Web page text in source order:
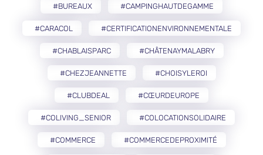
#BUREAUX #CAMPINGHAUTDEGAMME
#CARACOL #CERTIFICATIONENVIRONNEMENTALE
#CHABLAISPARC #CHÂTENAYMALABRY
#CHEZJEANNETTE #CHOISYLEROI
#CLUBDEAL #CŒURDEUROPE
#COLIVING_SENIOR #COLOCATIONSOLIDAIRE
#COMMERCE #COMMERCEDEPROXIMITÉ